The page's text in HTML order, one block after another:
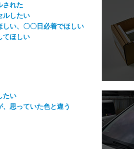
された
ルしたい
しい、〇〇日必着でほしい
てほしい
たい
思っていた色と違う